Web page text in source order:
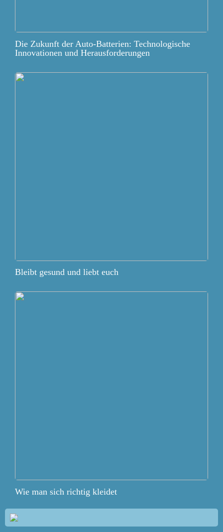
Die Zukunft der Auto-Batterien: Technologische
Innovationen und Herausforderungen
Bleibt gesund und liebt euch
Wie man sich richtig kleidet